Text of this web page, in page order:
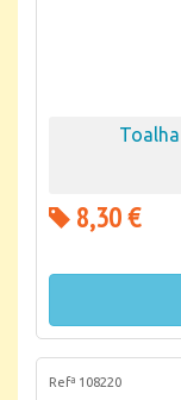
8,30 €
Refª 108220